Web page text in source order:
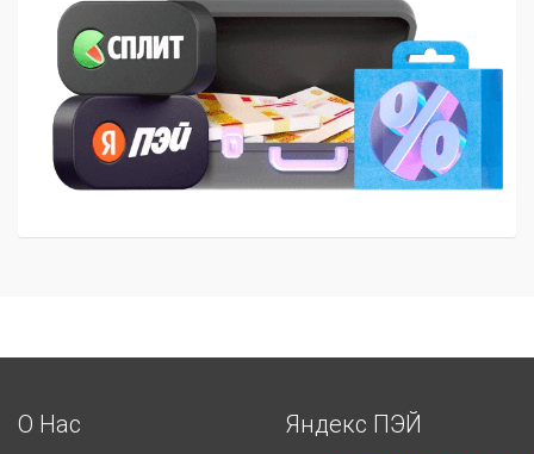
О Нас Яндекс ПЭЙ